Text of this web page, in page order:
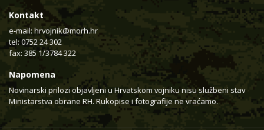
Kontakt
e-mail: hrvojnik@morh.hr
tel: 0752 24 302
fax: 385 1/3784 322
Napomena
Novinarski prilozi objavljeni u Hrvatskom vojniku nisu službeni stav
Ministarstva obrane RH. Rukopise i fotografije ne vraćamo.